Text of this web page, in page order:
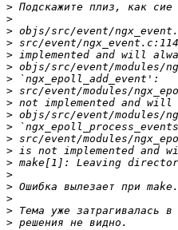
>
>
>
>
>
>
>
>
>
>
>
>
>
>
>
>
>
> Тема уже затрагивалась в
>